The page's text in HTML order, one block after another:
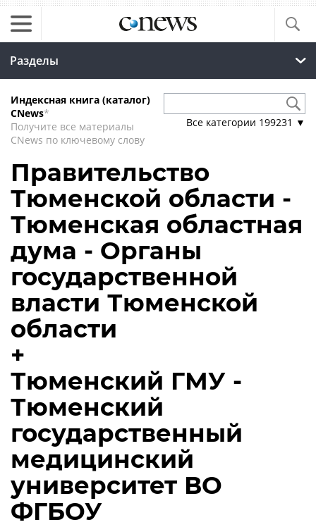
Разделы
Индексная книга (каталог)
CNews*
Получите все материалы
CNews по ключевому слову
Все категории 199231 ▼
Правительство
Тюменской области -
Тюменская областная
дума - Органы
государственной
власти Тюменской
области
+
Тюменский ГМУ -
Тюменский
государственный
медицинский
университет ВО
ФГБОУ